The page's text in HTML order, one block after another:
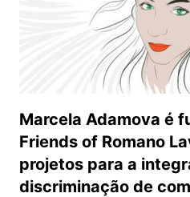
Marcela Adamova é
Friends of Romano
projetos para a
discriminação de